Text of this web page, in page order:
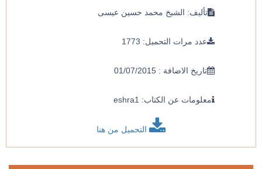
تأليف: الشيخ محمد حسين عيسى
عدد مرات التحميل: 1773
تاريخ الاضافة : 01/07/2015
معلومات عن الكتاب: eshra1
التحميل من هنا